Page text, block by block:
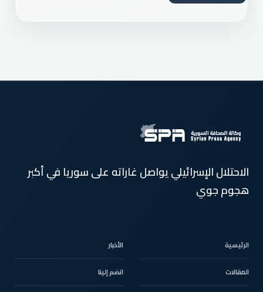
الاحتلال الإسرائيلي يواصل غاراته على سوريا في أكبر
هجوم جوي
الرئيسية الأخبار
المقالات انضم إلينا